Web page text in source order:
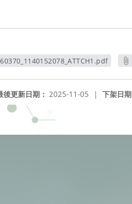
下架日期
後更新日期： 2025-11-05 |